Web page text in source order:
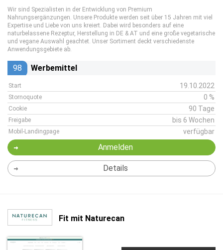
Wir sind Spezialisten in der Entwicklung von Premium
Nahrungsergänzungen. Unsere Produkte werden seit über 15 Jahren mit viel
Expertise und Liebe von uns kreiert. Dabei wird besonders auf eine
naturbelassene Rezeptur, Herstellung in DE & AT und eine große vegetarische
und vegane Auswahl geachtet. Unser Sortiment deckt verschiedenste
Anwendungsgebiete ab.
98 Werbemittel
Start 19.10.2022
Stornoquote 0 %
Cookie 90 Tage
Freigabe bis 6 Wochen
Mobil-Landingpage verfügbar
Anmelden
Details
Fit mit Naturecan